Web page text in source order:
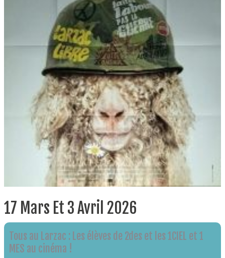
17 Mars Et 3 Avril 2026
Tous au Larzac : Les élèves de 2des et les 1CIEL et 1
MES au cinéma !